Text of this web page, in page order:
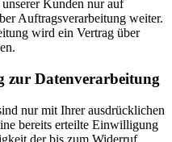
Kunden nur auf
Auftragsverarbeitung weiter.
wird ein Vertrag über
Datenverarbeitung
nur mit Ihrer ausdrücklichen
bereits erteilte Einwilligung
der bis zum Widerruf